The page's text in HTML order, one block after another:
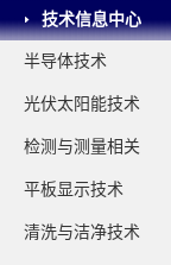
技术信息中心
半导体技术
光伏太阳能技术
检测与测量相关
平板显示技术
清洗与洁净技术